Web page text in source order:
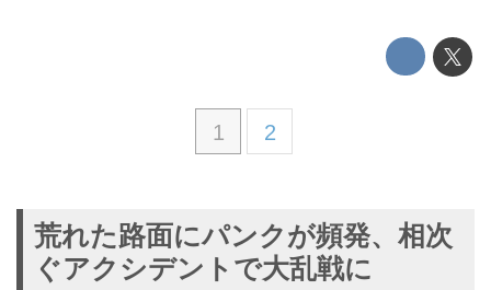
1 2
荒れた路面にパンクが頻発、相次
ぐアクシデントで大乱戦に